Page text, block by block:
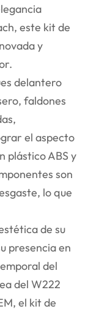
este kit de
y
delantero
faldones
el aspecto
plástico ABS y
son
lo que
de su
presencia en
del
del W222
el kit de